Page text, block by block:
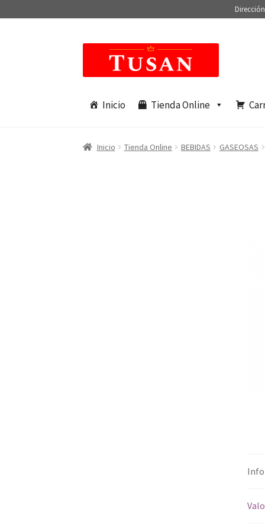
navegación
contenido
Inicio Tienda Online
Inicio Tienda Online BEBIDAS GASEOSAS